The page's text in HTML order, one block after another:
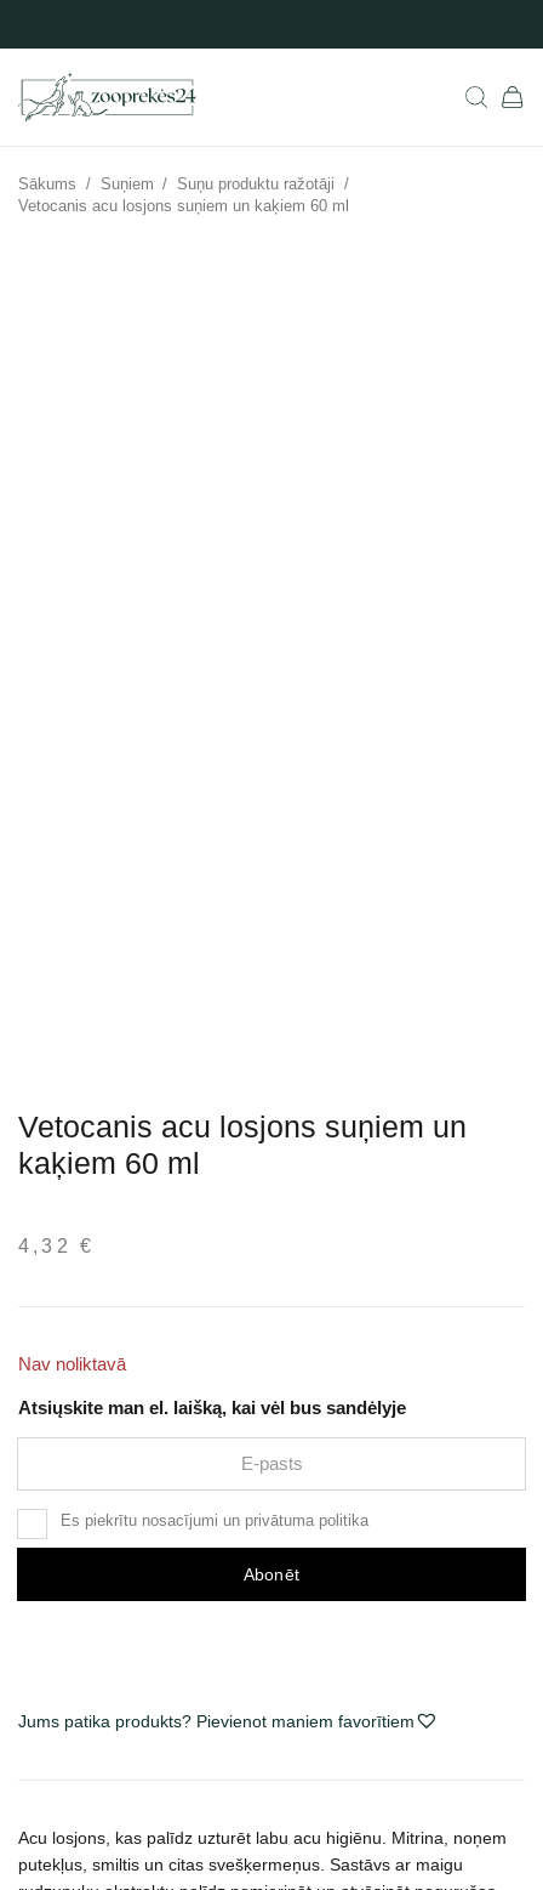
Sākums / Suņiem / Suņu produktu ražotāji /
Vetocanis acu losjons suņiem un kaķiem 60 ml
Vetocanis acu losjons suņiem un
kaķiem 60 ml
4,32 €
Nav noliktavā
Atsiųskite man el. laišką, kai vėl bus sandėlyje
Es piekrītu nosacījumi un privātuma politika
Abonēt
Jums patika produkts? Pievienot maniem favorītiem
Acu losjons, kas palīdz uzturēt labu acu higiēnu. Mitrina, noņem
putekļus, smiltis un citas svešķermeņus. Sastāvs ar maigu